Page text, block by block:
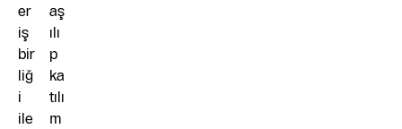
er
iş
bir
liğ
i
ile
aş
ılı
p
ka
tılı
m